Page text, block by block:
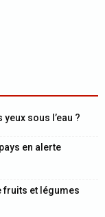
sous l’eau ?
en alerte
fruits et légumes